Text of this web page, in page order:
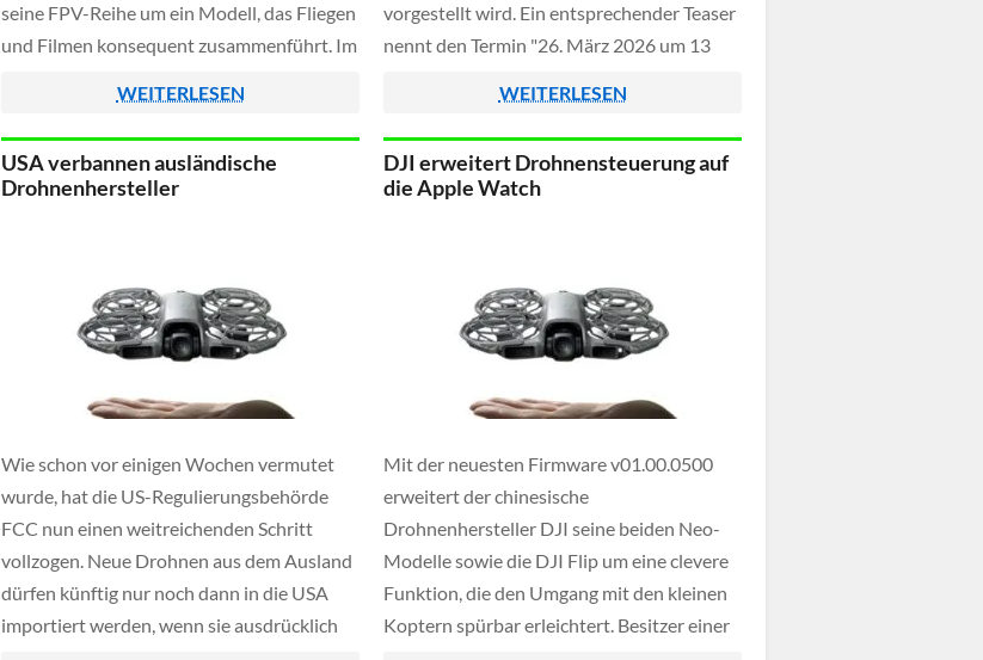
seine FPV-Reihe um ein Modell, das Fliegen
und Filmen konsequent zusammenführt. Im
Grad-Kamera, die während des Flugs die
komplette Umgebung erfasst. Der
eigentliche Bildausschnitt entsteht […]
WEITERLESEN
vorgestellt wird. Ein entsprechender Teaser
nennt den Termin "26. März 2026 um 13
8K-360-Grad-Kamera hin. Damit
positioniert sich DJI klar als Konkurrent zur
bereits erhältlichen Antigravity […]
WEITERLESEN
USA verbannen ausländische
Drohnenhersteller
Wie schon vor einigen Wochen vermutet
wurde, hat die US-Regulierungsbehörde
FCC nun einen weitreichenden Schritt
vollzogen. Neue Drohnen aus dem Ausland
dürfen künftig nur noch dann in die USA
importiert werden, wenn sie ausdrücklich
DJI erweitert Drohnensteuerung auf
die Apple Watch
Mit der neuesten Firmware v01.00.0500
erweitert der chinesische
Drohnenhersteller DJI seine beiden Neo-
Modelle sowie die DJI Flip um eine clevere
Funktion, die den Umgang mit den kleinen
Koptern spürbar erleichtert. Besitzer einer